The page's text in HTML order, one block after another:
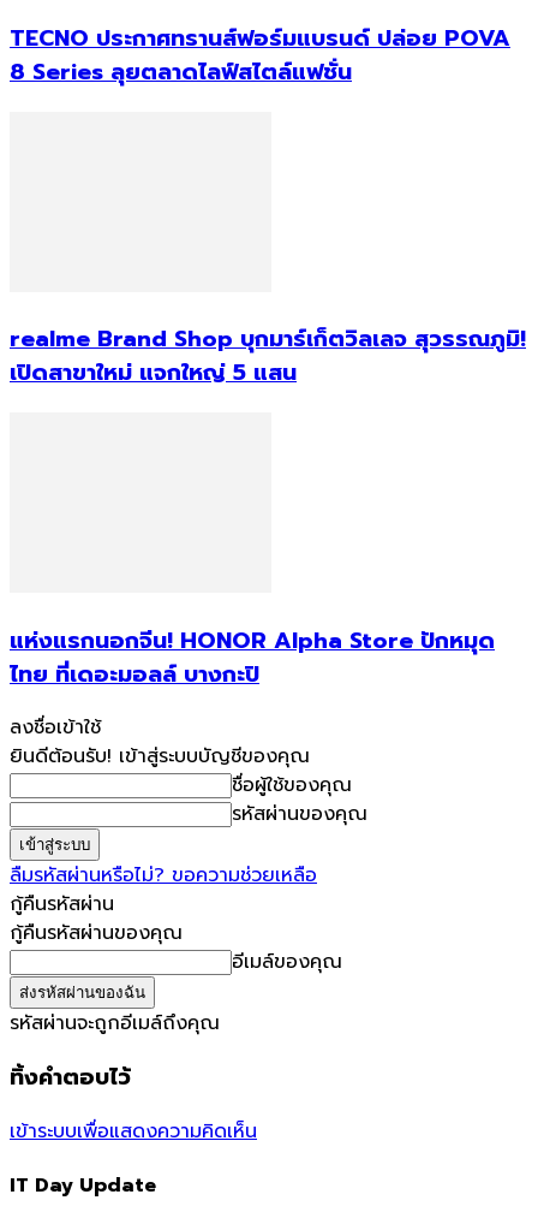
TECNO ประกาศทรานส์ฟอร์มแบรนด์ ปล่อย POVA
8 Series ลุยตลาดไลฟ์สไตล์แฟชั่น
realme Brand Shop บุกมาร์เก็ตวิลเลจ สุวรรณภูมิ!
เปิดสาขาใหม่ แจกใหญ่ 5 แสน
แห่งแรกนอกจีน! HONOR Alpha Store ปักหมุด
ไทย ที่เดอะมอลล์ บางกะปิ
ลงชื่อเข้าใช้
ยินดีต้อนรับ! เข้าสู่ระบบบัญชีของคุณ
ชื่อผู้ใช้ของคุณ
รหัสผ่านของคุณ
ลืมรหัสผ่านหรือไม่? ขอความช่วยเหลือ
กู้คืนรหัสผ่าน
กู้คืนรหัสผ่านของคุณ
อีเมล์ของคุณ
รหัสผ่านจะถูกอีเมล์ถึงคุณ
ทิ้งคำตอบไว้
เข้าระบบเพื่อแสดงความคิดเห็น
IT Day Update